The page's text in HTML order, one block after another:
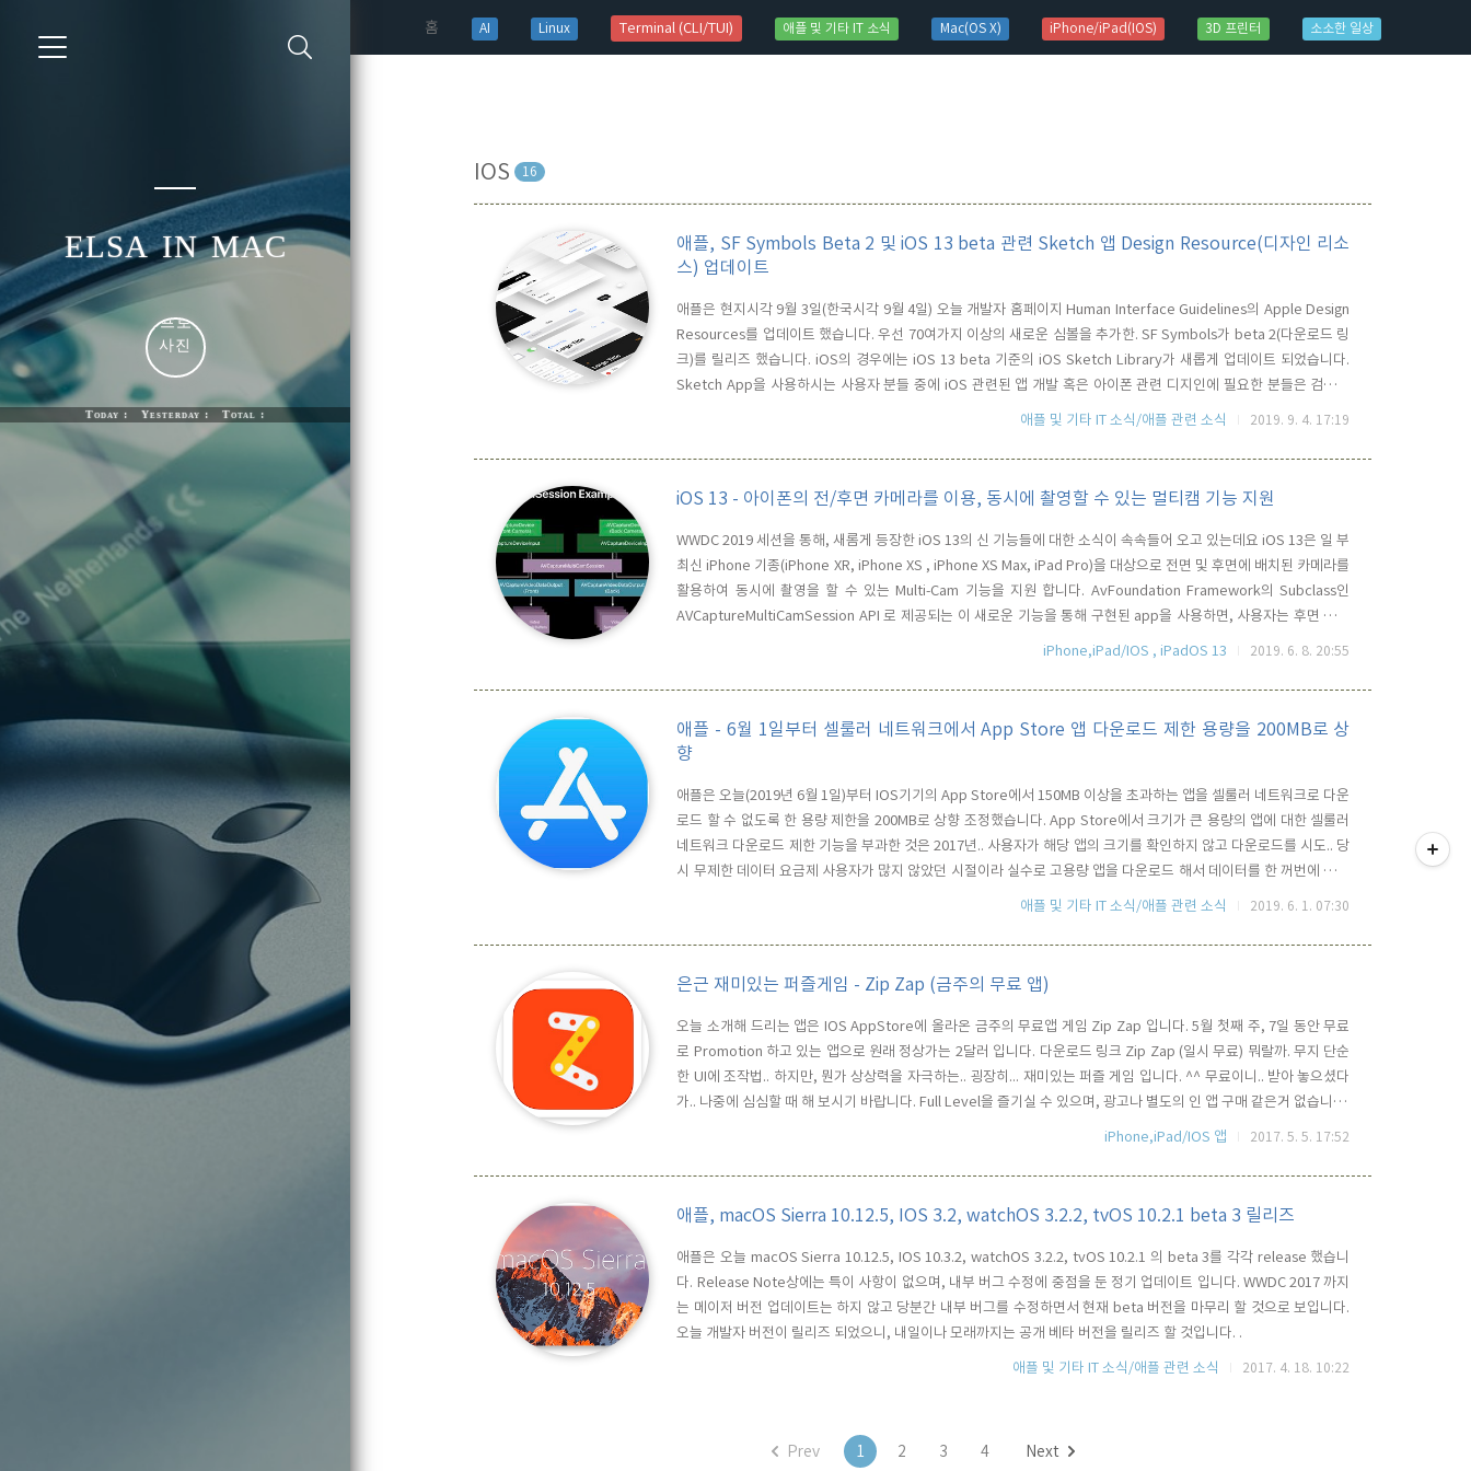
홈(current)
AI Linux Terminal (CLI/TUI) 애플 및 기타 IT 소식 Mac(OS X) iPhone/iPad(IOS) 3D 프린터 소소한 일상
elsa in mac
Today : Yesterday : Total :
IOS 16
애플, SF Symbols Beta 2 및 iOS 13 beta 관련 Sketch 앱 Design Resource(디자인 리소
스) 업데이트
애플은 현지시각 9월 3일(한국시각 9월 4일) 오늘 개발자 홈페이지 Human Interface Guidelines의 Apple Design
Resources를 업데이트 했습니다. 우선 70여가지 이상의 새로운 심볼을 추가한. SF Symbols가 beta 2(다운로드 링
크)를 릴리즈 했습니다. iOS의 경우에는 iOS 13 beta 기준의 iOS Sketch Library가 새롭게 업데이트 되었습니다.
Sketch App을 사용하시는 사용자 분들 중에 iOS 관련된 앱 개발 혹은 아이폰 관련 디지인에 필요한 분들은 검토해
보시기 바랍니다. 위에 보시면 2개의 다운로드 링크가 있는데, 둘은 동일한 리소스 입니다. 다만, 위의 Add iOS
애플 및 기타 IT 소식/애플 관련 소식 2019. 9. 4. 17:19
iOS 13 - 아이폰의 전/후면 카메라를 이용, 동시에 촬영할 수 있는 멀티캠 기능 지원
WWDC 2019 세션을 통해, 새롬게 등장한 iOS 13의 신 기능들에 대한 소식이 속속들어 오고 있는데요 iOS 13은 일 부
최신 iPhone 기종(iPhone XR, iPhone XS , iPhone XS Max, iPad Pro)을 대상으로 전면 및 후면에 배치된 카메라를
활용하여 동시에 촬영을 할 수 있는 Multi-Cam 기능을 지원 합니다. AvFoundation Framework의 Subclass인
AVCaptureMultiCamSession API 로 제공되는 이 새로운 기능을 통해 구현된 app을 사용하면, 사용자는 후면 카메
라를 통해 전면 배경을 찍으면서 동시에 셀카를 찍을 수 있거나, Wide-angle과 Telephoto 카메라를 콤비네이션으로
iPhone,iPad/IOS , iPadOS 13 2019. 6. 8. 20:55
애플 - 6월 1일부터 셀룰러 네트워크에서 App Store 앱 다운로드 제한 용량을 200MB로 상
향
애플은 오늘(2019년 6월 1일)부터 IOS기기의 App Store에서 150MB 이상을 초과하는 앱을 셀룰러 네트워크로 다운
로드 할 수 없도록 한 용량 제한을 200MB로 상향 조정했습니다. App Store에서 크기가 큰 용량의 앱에 대한 셀룰러
네트워크 다운로드 제한 기능을 부과한 것은 2017년.. 사용자가 해당 앱의 크기를 확인하지 않고 다운로드를 시도.. 당
시 무제한 데이터 요금제 사용자가 많지 않았던 시절이라 실수로 고용량 앱을 다운로드 해서 데이터를 한 꺼번에 많이
소비해 버리게 되는 것을 방지하기 위한 목적으로 시행한 정책 이였습니다. 이러한 정책 때문에 다운로드 및 앱 판매의
애플 및 기타 IT 소식/애플 관련 소식 2019. 6. 1. 07:30
은근 재미있는 퍼즐게임 - Zip Zap (금주의 무료 앱)
오늘 소개해 드리는 앱은 IOS AppStore에 올라온 금주의 무료앱 게임 Zip Zap 입니다. 5월 첫째 주, 7일 동안 무료
로 Promotion 하고 있는 앱으로 원래 정상가는 2달러 입니다. 다운로드 링크 Zip Zap (일시 무료) 뭐랄까. 무지 단순
한 UI에 조작법.. 하지만, 뭔가 상상력을 자극하는.. 굉장히... 재미있는 퍼즐 게임 입니다. ^^ 무료이니.. 받아 놓으셨다
가.. 나중에 심심할 때 해 보시기 바랍니다. Full Level을 즐기실 수 있으며, 광고나 별도의 인 앱 구매 같은거 없습니다.
iPhone,iPad/IOS 앱 2017. 5. 5. 17:52
애플, macOS Sierra 10.12.5, IOS 3.2, watchOS 3.2.2, tvOS 10.2.1 beta 3 릴리즈
애플은 오늘 macOS Sierra 10.12.5, IOS 10.3.2, watchOS 3.2.2, tvOS 10.2.1 의 beta 3를 각각 release 했습니
다. Release Note상에는 특이 사항이 없으며, 내부 버그 수정에 중점을 둔 정기 업데이트 입니다. WWDC 2017 까지
는 메이저 버전 업데이트는 하지 않고 당분간 내부 버그를 수정하면서 현재 beta 버전을 마무리 할 것으로 보입니다.
오늘 개발자 버전이 릴리즈 되었으니, 내일이나 모래까지는 공개 베타 버전을 릴리즈 할 것입니다. .
애플 및 기타 IT 소식/애플 관련 소식
2017. 4. 18. 10:22
Prev 1 2 3 4 Next
티스토리툴바